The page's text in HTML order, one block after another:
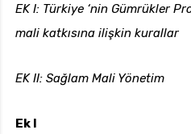
EK I: Türkiye ‘nin Gümrükler
mali katkısına ilişkin kurallar
EK II: Sağlam Mali Yönetim
Ek I